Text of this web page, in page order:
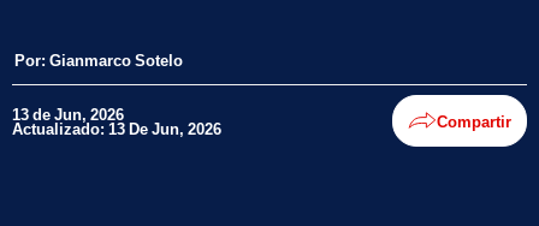
Por: Gianmarco Sotelo
13 de Jun, 2026
Actualizado: 13 De Jun, 2026 Compartir